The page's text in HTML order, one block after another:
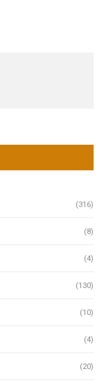
(316)
(8)
(4)
(130)
(10)
(4)
(20)